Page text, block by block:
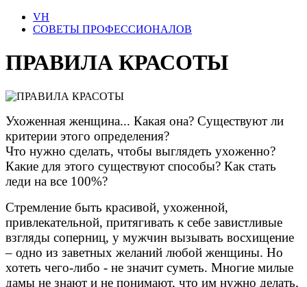
VH
СОВЕТЫ ПРОФЕССИОНАЛОВ
ПРАВИЛА КРАСОТЫ
Ухоженная женщина... Какая она? Существуют ли
критерии этого определения?
Что нужно сделать, чтобы выглядеть ухоженно?
Какие для этого существуют способы? Как стать
леди на все 100%?
Стремление быть красивой, ухоженной,
привлекательной, притягивать к себе завистливые
взгляды соперниц, у мужчин вызывать восхищение
– одно из заветных желаний любой женщины. Но
хотеть чего-либо - не значит суметь. Многие милые
дамы не знают и не понимают, что им нужно делать,